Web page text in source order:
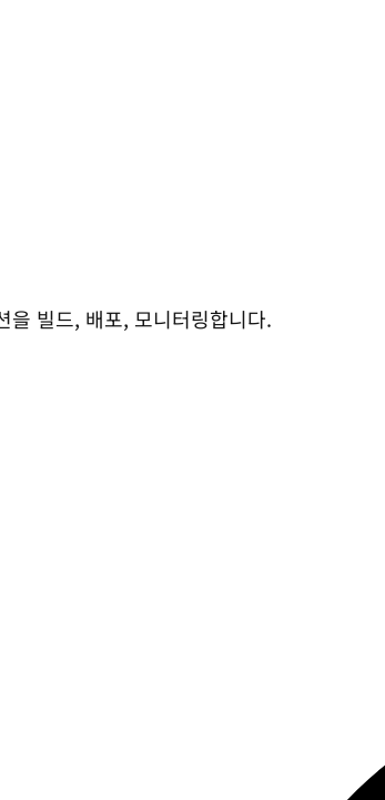
을 빌드, 배포, 모니터링합니다.